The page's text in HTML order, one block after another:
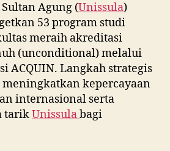
Agung (Unissula)
53 program studi
meraih akreditasi
(unconditional) melalui
ACQUIN. Langkah strategis
kepercayaan
internasional serta
tarikUnissulabagi